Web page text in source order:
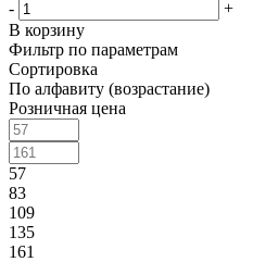
-
+
В корзину
Фильтр по параметрам
Сортировка
По алфавиту (возрастание)
Розничная цена
57
83
109
135
161